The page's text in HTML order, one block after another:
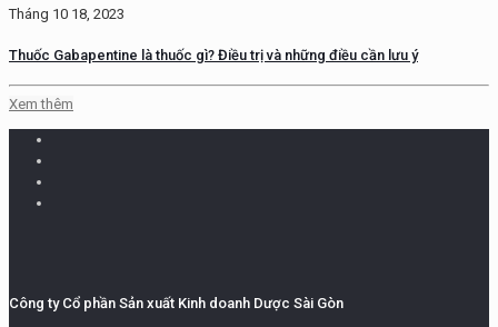
Tháng 10 18, 2023
Thuốc Gabapentine là thuốc gì? Điều trị và những điều cần lưu ý
Xem thêm
Công ty Cổ phần Sản xuất Kinh doanh Dược Sài Gòn